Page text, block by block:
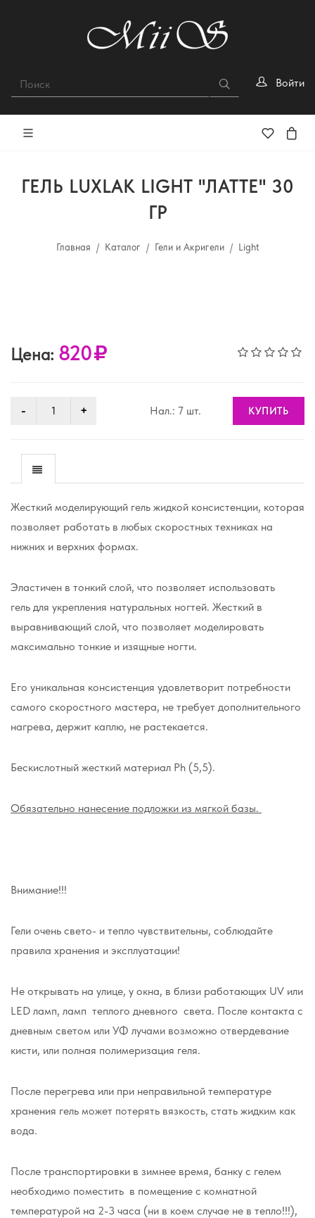
Войти
ГЕЛЬ LUXLAK LIGHT "ЛАТТЕ" 30
ГР
Главная Каталог Гели и Акригели Light
Цена: 820
Нал.: 7 шт. КУПИТЬ
Жесткий моделирующий гель жидкой консистенции, которая
позволяет работать в любых скоростных техниках на
нижних и верхних формах.
Эластичен в тонкий слой, что позволяет использовать
гель для укрепления натуральных ногтей. Жесткий в
выравнивающий слой, что позволяет моделировать
максимально тонкие и изящные ногти.
Его уникальная консистенция удовлетворит потребности
самого скоростного мастера, не требует дополнительного
нагрева, держит каплю, не растекается.
Бескислотный жесткий материал Ph (5,5).
Обязательно нанесение подложки из мягкой базы.
Внимание!!!
Гели очень свето- и тепло чувствительны, соблюдайте
правила хранения и эксплуатации!
Не открывать на улице, у окна, в близи работающих UV или
LED ламп, ламп теплого дневного света. После контакта с
дневным светом или УФ лучами возможно отвердевание
кисти, или полная полимеризация геля.
После перегрева или при неправильной температуре
хранения гель может потерять вязкость, стать жидким как
вода.
После транспортировки в зимнее время, банку с гелем
необходимо поместить в помещение с комнатной
температурой на 2-3 часа (ни в коем случае не в тепло!!!),